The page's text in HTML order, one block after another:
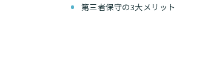
第三者保守の3大メリット